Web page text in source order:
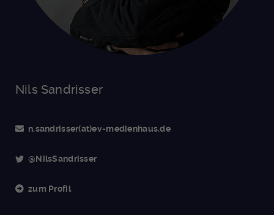
Nils Sandrisser
n.sandrisser(at)ev-medienhaus.de
@NilsSandrisser
zum Profil